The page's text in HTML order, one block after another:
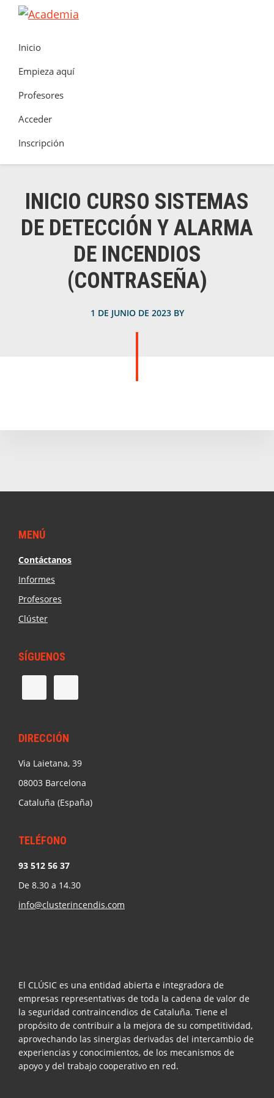
Saltar
principal
Saltar
contenido
Saltar
página
de
Seguretat
Incendis
Inicio
Empieza aquí
Profesores
Acceder
Inscripción
INICIO CURSO SISTEMAS
DE DETECCIÓN Y ALARMA
DE INCENDIOS
(CONTRASEÑA)
1 DE JUNIO DE 2023BY
Footer
MENÚ
Contáctanos
Informes
Profesores
Clúster
SÍGUENOS
DIRECCIÓN
Via Laietana, 39
08003 Barcelona
Cataluña (España)
TELÉFONO
93 512 56 37
De 8.30 a 14.30
info@clusterincendis.com
El CLÚSIC es una entidad abierta e integradora de
empresas representativas de toda la cadena de valor de
la seguridad contraincendios de Cataluña. Tiene el
propósito de contribuir a la mejora de su competitividad,
aprovechando las sinergias derivadas del intercambio de
experiencias y conocimientos, de los mecanismos de
apoyo y del trabajo cooperativo en red.